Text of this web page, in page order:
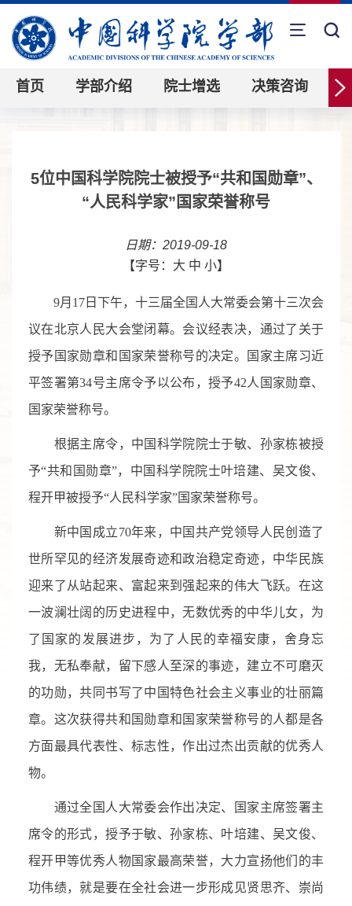
首页 学部介绍 院士增选 决策咨询
5位中国科学院院士被授予“共和国勋章”、
“人民科学家”国家荣誉称号
日期：2019-09-18
【字号： 大 中 小】
9月 17 日下午，十三届全国人大常委会第十三次会
议在北京人民大会堂闭幕。会议经表决，通过了关于
授予国家勋章和国家荣誉称号的决定。国家主席习近
平签署第34号主席令予以公布，授予42人国家勋章、
国家荣誉称号。
根据主席令，中国科学院院士于敏、孙家栋被授
予“共和国勋章”，中国科学院院士叶培建、吴文俊、
程开甲被授予“人民科学家”国家荣誉称号。
新中国成立70年来，中国共产党领导人民创造了
世所罕见的经济发展奇迹和政治稳定奇迹，中华民族
迎来了从站起来、富起来到强起来的伟大飞跃。在这
一波澜壮阔的历史进程中，无数优秀的中华儿女，为
了国家的发展进步，为了人民的幸福安康，舍身忘
我，无私奉献，留下感人至深的事迹，建立不可磨灭
的功勋，共同书写了中国特色社会主义事业的壮丽篇
章。这次获得共和国勋章和国家荣誉称号的人都是各
方面最具代表性、标志性，作出过杰出贡献的优秀人
物。
通过全国人大常委会作出决定、国家主席签署主
席令的形式，授予于敏、孙家栋、叶培建、吴文俊、
程开甲等优秀人物国家最高荣誉，大力宣扬他们的丰
功伟绩，就是要在全社会进一步形成见贤思齐、崇尚